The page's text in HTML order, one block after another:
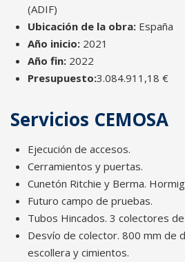
(ADIF)
Ubicación de la obra: España
Año inicio: 2021
Año fin: 2022
Presupuesto:3.084.911,18 €
Servicios CEMOSA
Ejecución de accesos.
Cerramientos y puertas.
Cunetón Ritchie y Berma.
Futuro campo de pruebas.
Tubos Hincados. 3 colectores
Desvío de colector. 800 mm de
escollera y cimientos.